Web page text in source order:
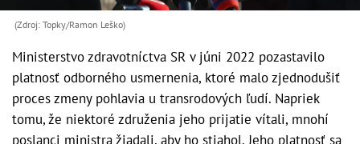
(Zdroj: Topky/Ramon Leško)
Ministerstvo zdravotníctva SR v júni 2022 pozastavilo
platnosť odborného usmernenia, ktoré malo zjednodušiť
proces zmeny pohlavia u transrodových ľudí. Napriek
tomu, že niektoré združenia jeho prijatie vítali, mnohí
poslanci ministra žiadali, aby ho stiahol. Jeho platnosť sa